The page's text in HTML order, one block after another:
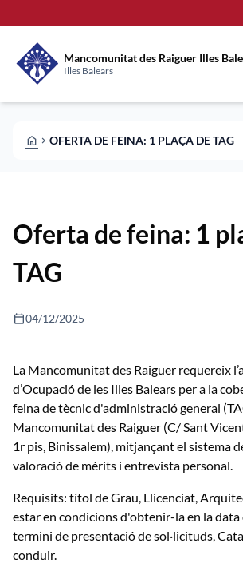
Mancomunitat des Raiguer Illes
Illes Balears
HOME CHEVRON_RIGHT OFERTA DE FEINA: 1 PLAÇA DE TAG
Oferta de feina: 1
TAG
calendar_today04/12/2025
La Mancomunitat des Raiguer requereix
d’Ocupació de les Illes Balears per a la
feina de tècnic d'administració general
Mancomunitat des Raiguer (C/ Sant
1r pis, Binissalem), mitjançant el sistema
valoració de mèrits i entrevista personal.
Requisits: títol de Grau, Llicenciat,
estar en condicions d'obtenir-la en la
termini de presentació de sol·licituds,
conduir.